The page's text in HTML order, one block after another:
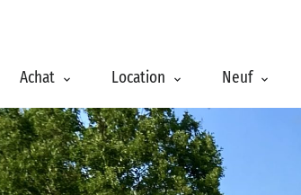
Achat Location Neuf